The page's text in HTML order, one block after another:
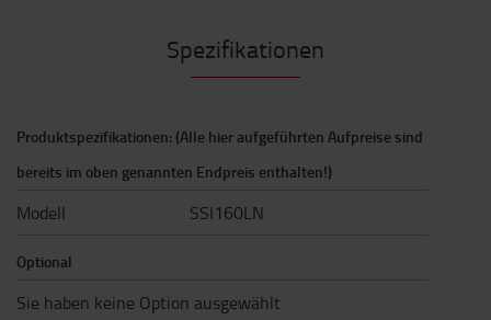
Spezifikationen
Produktspezifikationen: (Alle hier aufgeführten Aufpreise sind
bereits im oben genannten Endpreis enthalten!)
Modell SSI160LN
Optional
Sie haben keine Option ausgewählt